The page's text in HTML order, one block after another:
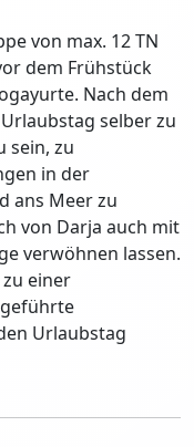
von max. 12 TN
dem Frühstück
Nach dem
selber zu
sein, zu
in der
ans Meer zu
von Darja auch mit
verwöhnen lassen.
einer
Urlaubstag